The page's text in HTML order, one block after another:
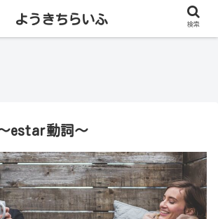
estar動詞～
ようきちらいふ 検索